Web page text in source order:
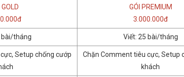
GOLD
GÓI PREMIUM
3.000.000đ
bài/tháng Viết: 25 bài/tháng
Setup chống cướp
Chặn Comment tiêu cực, Setup
khách